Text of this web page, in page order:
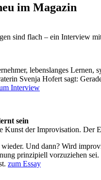
im Magazin
sind flach – ein Interview
lebenslanges
Svenja Hofert sagt:
Interview
sein
Kunst der Improvisation. Der
Und dann? Wird
prinzipiell vorzuziehen
zum Essay